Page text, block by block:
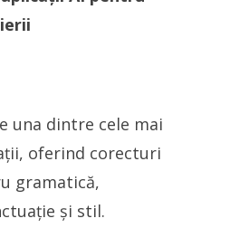
una dintre cele mai
oferind corecturi
gramatică,
și stil.